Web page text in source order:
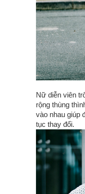
Nữ diễn viên
rộng thùng
vào nhau giúp
tục thay đổi.